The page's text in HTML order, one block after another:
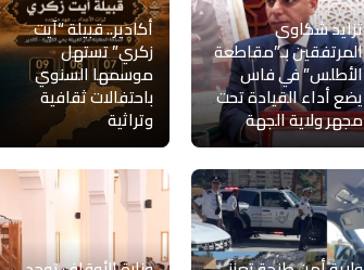
تزايد شكاوى
المرتفقين بـ”مقاطعة
الأطلس” في فاس
يضع أداء القيادة تحت
مجهر ولاية الجهة
أكادير.. قبيلة “آيت
زكري” تستهل
موسمها السنوي
باحتفالات ثقافية
وتراثية